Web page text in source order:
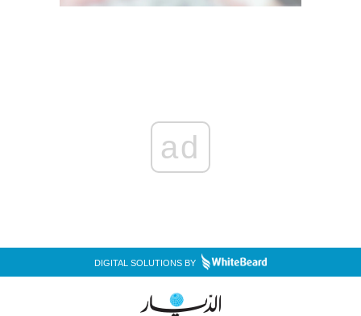
ad
DIGITAL SOLUTIONS BY